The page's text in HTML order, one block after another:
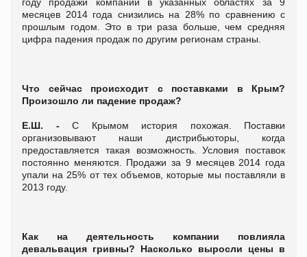
месяцев 2014 года снизились на 28% по сравнению с
прошлым годом. Это в три раза больше, чем средняя
цифра падения продаж по другим регионам страны.
Что сейчас происходит с поставками в Крым?
Произошло ли падение продаж?
Е.Ш. -С Крымом история похожая. Поставки
организовывают наши дистрибьюторы, когда
предоставляется такая возможность. Условия поставок
постоянно меняются. Продажи за 9 месяцев 2014 года
упали на 25% от тех объемов, которые мы поставляли в
2013 году.
Как на деятельность компании повлияла
девальвация гривны? Насколько выросли цены в